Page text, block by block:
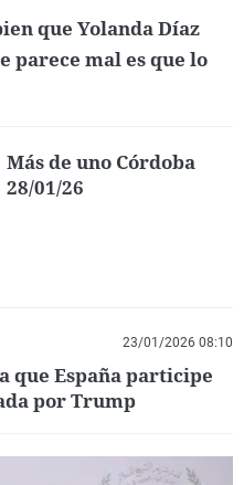
que Yolanda Díaz
parece mal es que lo
Más de uno Córdoba
28/01/26
23/01/2026 08:10
que España participe
por Trump